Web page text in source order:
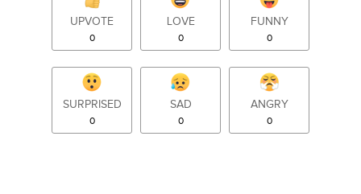
UPVOTE
0
LOVE
0
FUNNY
0
SURPRISED
0
SAD
0
ANGRY
0